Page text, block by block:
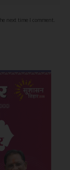
next time I comment.